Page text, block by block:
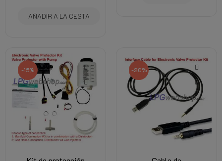
AÑADIR A LA CESTA
-15% -20%